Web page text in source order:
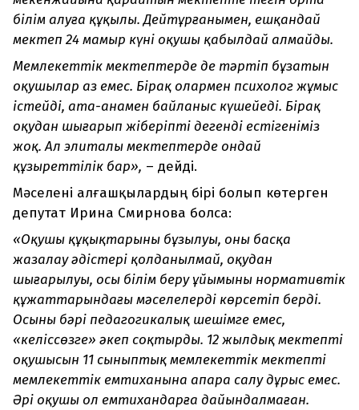
білім алуға құқылы. Дейтұрғанымен, ешқандай
мектеп 24 мамыр күні оқушы қабылдай алмайды.
Мемлекеттік мектептерде де тәртіп бұзатын
оқушылар аз емес. Бірақ олармен психолог жұмыс
істейді, ата-анамен байланыс күшейеді. Бірақ
оқудан шығарып жіберіпті дегенді естігеніміз
жоқ. Ал элиталы мектептерде ондай
құзыреттілік бар», – дейді.
Мәселені алғашқылардың бірі болып көтерген
депутат Ирина Смирнова болса:
«Оқушы құқықтарының бұзылуы, оның басқа
жазалау әдістері қолданылмай, оқудан
шығарылуы, осы білім беру ұйымының нормативтік
құжаттарындағы мәселелерді көрсетіп берді.
Осының бәрі педагогикалық шешімге емес,
«келіссөзге» әкеп соқтырды. 12 жылдық мектептің
оқушысын 11 сыныптық мемлекеттік мектептің
мемлекеттік емтиханына апара салу дұрыс емес.
Әрі оқушы ол емтихандарға дайындалмаған.